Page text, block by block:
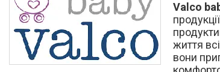
Valco
життя
вони